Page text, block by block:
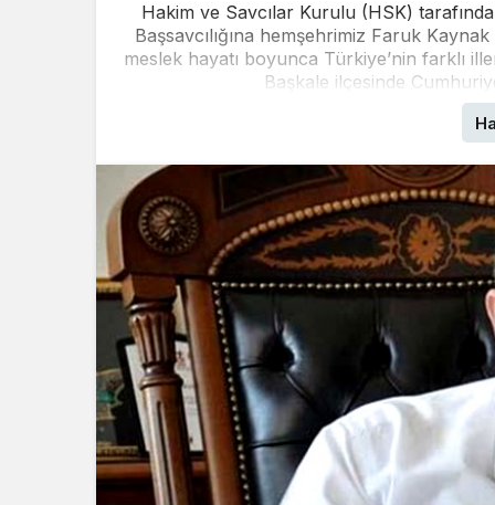
Hakim ve Savcılar Kurulu (HSK)
Başsavcılığına hemşehrimiz Faruk
meslek hayatı boyunca Türkiye’nin farklı
Başkale ilçesinde